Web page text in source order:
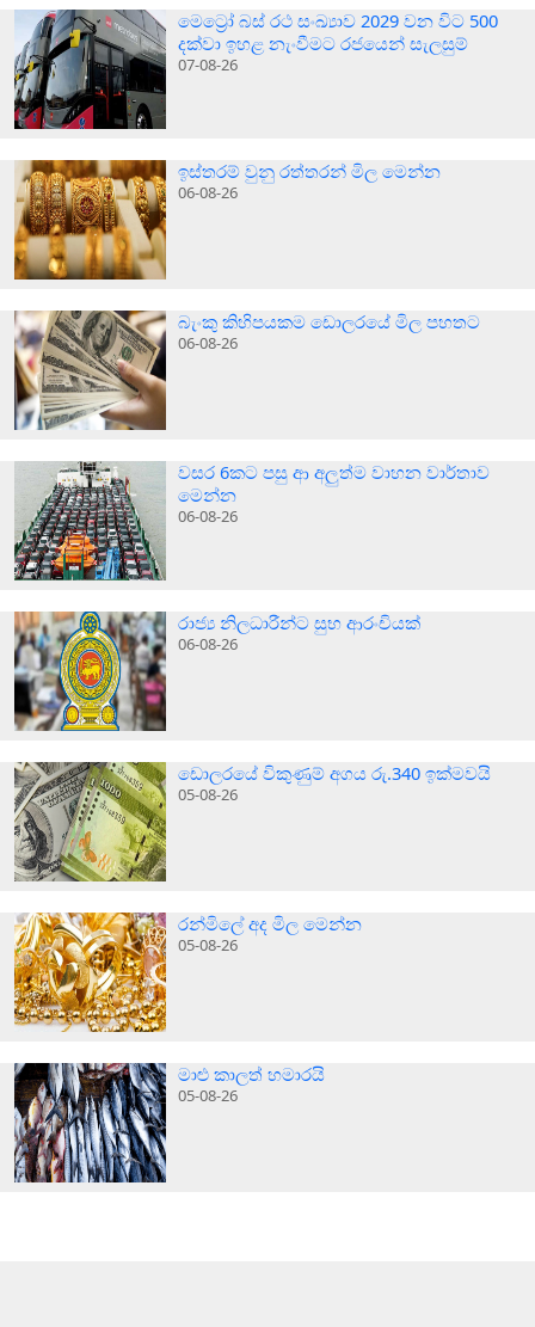
මෙට්‍රෝ බස් රථ සංඛ්‍යාව 2029 වන විට 500
දක්වා ඉහළ නැංවීමට රජයෙන් සැලසුම්
07-08-26
ඉස්තරම් වුනු රත්තරන් මිල මෙන්න
06-08-26
බැංකු කිහිපයකම ඩොලරයේ මිල පහතට
06-08-26
වසර 6කට පසු ආ අලුත්ම වාහන වාර්තාව
මෙන්න
06-08-26
රාජ්‍ය නිලධාරීන්ට සුභ ආරංචියක්
06-08-26
ඩොලරයේ විකුණුම් අගය රු.340 ඉක්මවයි
05-08-26
රන්මිලේ අද මිල මෙන්න
05-08-26
මාළු කාලත් හමාරයි
05-08-26